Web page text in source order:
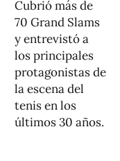
Cubrió más de
70 Grand Slams
y entrevistó a
los principales
protagonistas de
la escena del
tenis en los
últimos 30 años.